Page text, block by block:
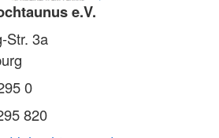
e.V.
Str. 3a
0
820